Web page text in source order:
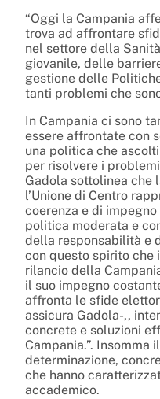
“Oggi la Campania
trova ad affrontare
nel settore della
giovanile, delle
gestione delle
tanti problemi che
In Campania ci sono
essere affrontate con
una politica che
per risolvere i
Gadola sottolinea che
l’Unione di Centro
coerenza e di impegno
politica moderata e
della responsabilità e
con questo spirito che
rilancio della
il suo impegno
affronta le sfide
assicura Gadola-,,
concrete e soluzioni
Campania.”.
determinazione,
che hanno
accademico.